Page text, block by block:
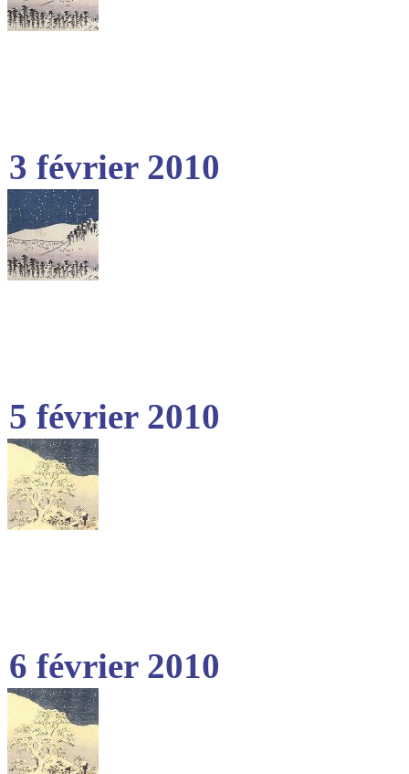
3 février 2010
5 février 2010
6 février 2010